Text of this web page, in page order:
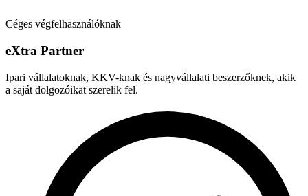
Céges végfelhasználóknak
eXtra Partner
Ipari vállalatoknak, KKV-knak és nagyvállalati beszerzőknek, akik
a saját dolgozóikat szerelik fel.